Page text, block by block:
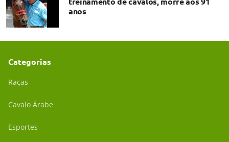
anos
Categorias
Raças
Cavalo Árabe
Esportes